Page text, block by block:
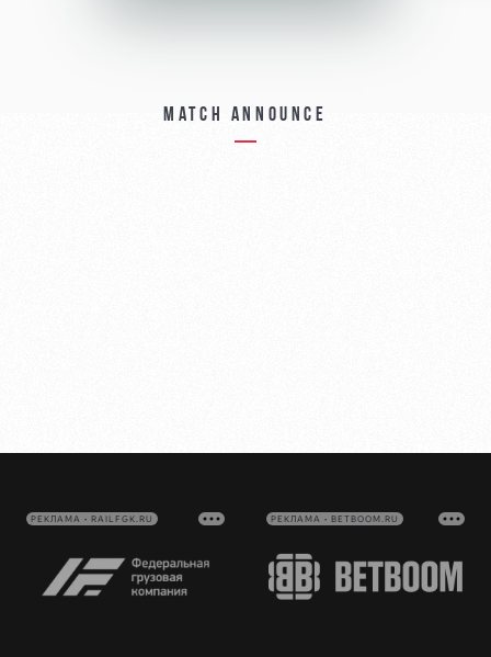
Match announce
РЕКЛАМА • RAILFGK.RU РЕКЛАМА • BETBOOM.RU